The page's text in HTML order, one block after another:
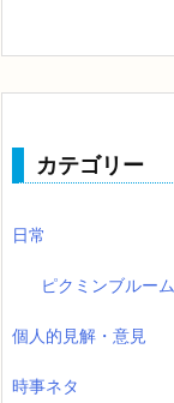
カテゴリー
日常
ピクミンブルーム
個人的見解・意見
時事ネタ